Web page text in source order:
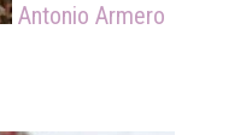
Antonio Armero